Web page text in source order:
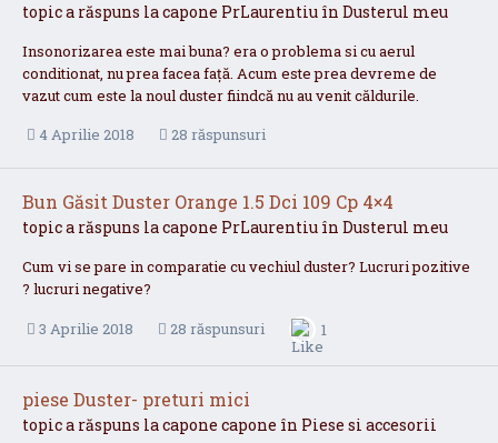
topic a răspuns lacapone PrLaurentiu în Dusterul meu
Insonorizarea este mai buna? era o problema si cu aerul
conditionat, nu prea facea față. Acum este prea devreme de
vazut cum este la noul duster fiindcă nu au venit căldurile.
4 Aprilie 2018
28 răspunsuri
Bun Găsit Duster Orange 1.5 Dci 109 Cp 4×4
topic a răspuns lacapone PrLaurentiu în Dusterul meu
Cum vi se pare in comparatie cu vechiul duster? Lucruri pozitive
? lucruri negative?
3 Aprilie 2018 28 răspunsuri 1
piese Duster- preturi mici
topic a răspuns lacapone capone în Piese si accesorii